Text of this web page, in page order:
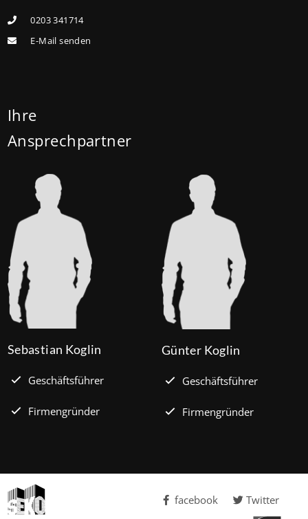
Euro, für Familien mit zwei Kindern auf 160.000 Euro
(vorher: 125.000 Euro) und für Familien mit drei und
Heute liegt der Zinssatz für ein Darlehen mit 35
Prozent effektiv. (mehr …)
0203 341714
E-Mail senden
Ihre
Ansprechpartner
Sebastian Koglin
Geschäftsführer
Firmengründer
Günter Koglin
Geschäftsführer
Firmengründer
facebook Twitter